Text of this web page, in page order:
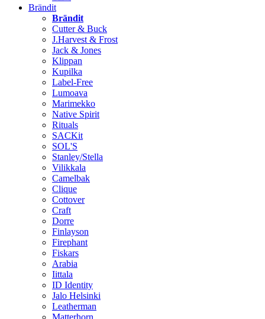
Brändit
Brändit
Cutter & Buck
J.Harvest & Frost
Jack & Jones
Klippan
Kupilka
Label-Free
Lumoava
Marimekko
Native Spirit
Rituals
SACKit
SOL'S
Stanley/Stella
Vilikkala
Camelbak
Clique
Cottover
Craft
Dorre
Finlayson
Firephant
Fiskars
Arabia
Iittala
ID Identity
Jalo Helsinki
Leatherman
Matterhorn